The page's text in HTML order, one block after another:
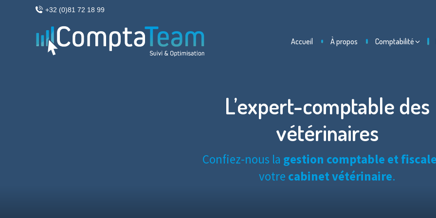
+32 (0)81 72 18 99
Accueil À propos Comptabilité
L’expert-comptable des
vétérinaires
Confiez-nous la gestion comptable et fiscale
votre cabinet vétérinaire.